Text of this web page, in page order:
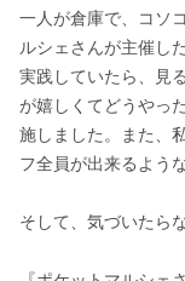
一人が倉庫で、コソ
ルシェさんが主催し
実践していたら、見
が嬉しくてどうやっ
施しました。また、
フ全員が出来るよう
そして、気づいたら